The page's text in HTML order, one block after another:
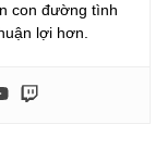
con đường tình
lợi hơn.